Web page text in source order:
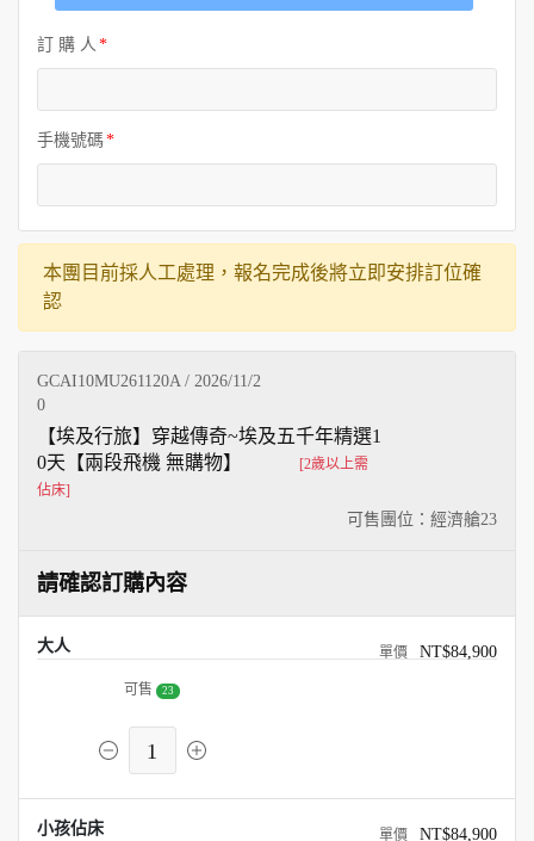
訂 購 人
手機號碼
本團目前採人工處理，報名完成後將立即安排訂位確
認
GCAI10MU261120A / 2026/11/2
0
可售團位：經濟艙23
【埃及行旅】穿越傳奇~埃及五千年精選1
0天【兩段飛機 無購物】
[2歲以上需
佔床]
請確認訂購內容
大人 NT$84,900
可售 23
1
小孩佔床 NT$84,900